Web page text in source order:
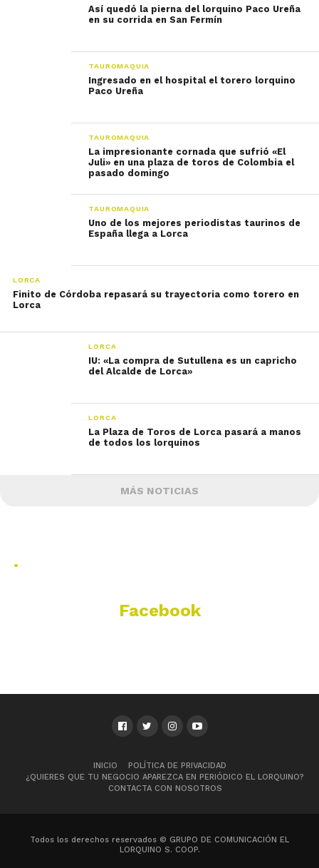
Así quedó la pierna del lorquino Paco Ureña
en su corrida en San Fermín
TAUROMAQUIA
Ingresado en el hospital el torero lorquino
Paco Ureña
TAUROMAQUIA
La impresionante cornada que sufrió «El
Juli» en una plaza de toros de Colombia el
pasado domingo
TAUROMAQUIA
Uno de los mejores periodistas taurinos de
España llega a Lorca
LORCA
Finito de Córdoba repasará su trayectoria como torero en
Lorca
LORCA
IU: «La compra de Sutullena es un capricho
del Alcalde de Lorca»
LORCA
La Plaza de Toros de Lorca pasará a manos
de todos los lorquinos
MÁS NOTICIAS
.
Facebook
INICIO
POLÍTICA DE PRIVACIDAD
¿QUIERES QUE TU NEGOCIO APAREZCA EN PERIÓDICO EL LORQUINO?
CONTACTA CON NOSOTROS
Todos los derechos reservados © GRUPO DE COMUNICACIÓN EL
LORQUINO S. COOP.